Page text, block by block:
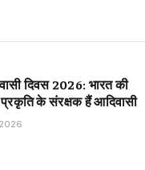
दिवस 2026: भारत की
के संरक्षक हैं आदिवासी